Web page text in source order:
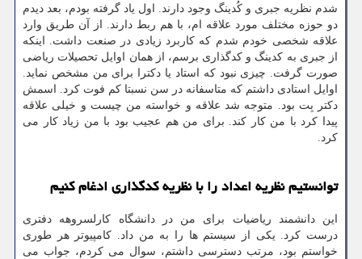
شدم نظریه جبری و کُدینگ وجود دارند. اول یاد گرفته بودم، بعد دیدم
دو حوزه مختلف مورد علاقه ام، با هم ربط دارند. از آن طریق وارد
علاقه شخصی خودم شدم که کاربرد زیادی در صنعت داشت. اینکه
از جبری به کدینگ و کدگذاری برسم، از همان اوایل تحصیلات ریاضی
صورت گرفت. چیزی نبود که استاد یا دکترا برای من مشخص نماید.
اوایل استادی داشتم که متاسفانه در سن نسبتا کم فوت کرد. اسمش
دکتر بِت بود. متوجه شد علاقه و خواسته من چیست و خیلی علاقه
پیدا کرد با من کار کند. برای من هم عجیب بود با من زیاد کار می
کرد.
توانستیم نظریه اعداد را با نظریه کدگذاری ادغام کنیم
این دانشمند ریاضیات برای من در دانشگاه کارلسروهه دفتری
درست کرد. یکی از سیستم ها را به من داد. کامپیوتر هر طوری
خواستم بود، مرتب دسترسی داشتم، سوال می کردم، جواب می